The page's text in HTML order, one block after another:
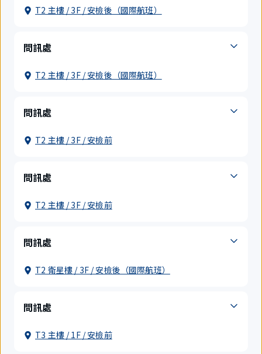
T2 主樓 / 3F / 安檢後（國際航班）
問訊處
T2 主樓 / 3F / 安檢後（國際航班）
問訊處
T2 主樓 / 3F / 安檢前
問訊處
T2 主樓 / 3F / 安檢前
問訊處
T2 衛星樓 / 3F / 安檢後（國際航班）
問訊處
T3 主樓 / 1F / 安檢前